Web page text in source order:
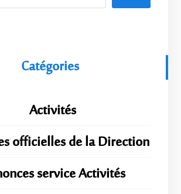
Catégories
Activités
officielles de la Direction
service Activités